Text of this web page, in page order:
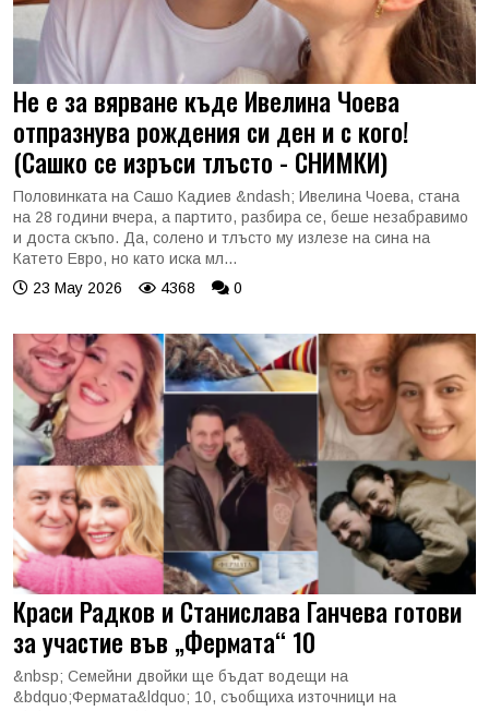
Не е за вярване къде Ивелина Чоева
отпразнува рождения си ден и с кого!
(Сашко се изръси тлъсто - СНИМКИ)
Половинката на Сашо Кадиев &ndash; Ивелина Чоева, стана
на 28 години вчера, а партито, разбира се, беше незабравимо
и доста скъпо. Да, солено и тлъсто му излезе на сина на
Катето Евро, но като иска мл...
23 May 2026
4368 0
Краси Радков и Станислава Ганчева готови
за участие във „Фермата“ 10
&nbsp; Семейни двойки ще бъдат водещи на
&bdquo;Фермата&ldquo; 10, съобщиха източници на